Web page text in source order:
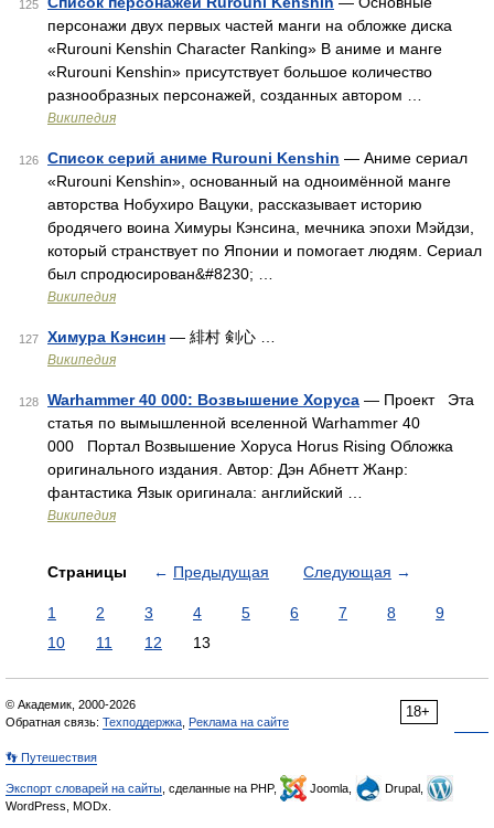
125
персонажи двух первых частей манги на обложке диска
«Rurouni Kenshin Character Ranking» В аниме и манге
«Rurouni Kenshin» присутствует большое количество
разнообразных персонажей, созданных автором …
Википедия
126 Список серий аниме Rurouni Kenshin — Аниме сериал
«Rurouni Kenshin», основанный на одноимённой манге
авторства Нобухиро Вацуки, рассказывает историю
бродячего воина Химуры Кэнсина, мечника эпохи Мэйдзи,
который странствует по Японии и помогает людям. Сериал
был спродюсирован&#8230; …
Википедия
127 Химура Кэнсин — 緋村 剣心 …
Википедия
128 Warhammer 40 000: Возвышение Хоруса — Проект Эта
статья по вымышленной вселенной Warhammer 40
000 Портал Возвышение Хоруса Horus Rising Обложка
оригинального издания. Автор: Дэн Абнетт Жанр:
фантастика Язык оригинала: английский …
Википедия
Страницы ← Предыдущая Следующая →
1 2 3 4 5 6 7 8
9
10
11 12 13
18+
© Академик, 2000-2026
Обратная связь: Техподдержка Реклама на сайте
👣 Путешествия
Экспорт словарей на сайты , сделанные на PHP, Joomla,
Drupal,
WordPress, MODx.